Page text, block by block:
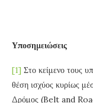
Υποσημειώσεις
[1] Στο κείμενο τους
θέση ισχύος κυρίως
Δρόμος (Belt and